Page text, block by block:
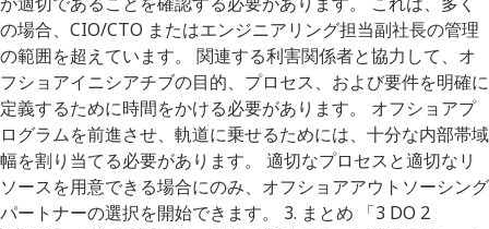
の場合、CIO/CTO またはエンジニアリング担当副社長の管理
の範囲を超えています。 関連する利害関係者と協力して、オ
フショアイニシアチブの目的、プロセス、および要件を明確に
定義するために時間をかける必要があります。 オフショアプ
ログラムを前進させ、軌道に乗せるためには、十分な内部帯域
幅を割り当てる必要があります。 適切なプロセスと適切なリ
ソースを用意できる場合にのみ、オフショアアウトソーシング
パートナーの選択を開始できます。 3. まとめ 「3 DO 2